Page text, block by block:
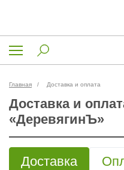
Главная Доставка и оплата
Доставка и
«ДеревягинЪ»
Доставка